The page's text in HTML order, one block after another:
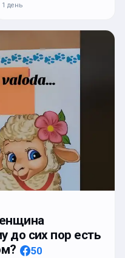
1 день
до сих пор есть
50